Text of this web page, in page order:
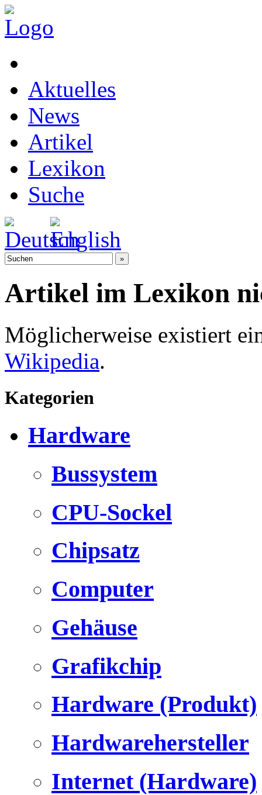
Aktuelles
News
Artikel
Lexikon
Suche
Artikel im Lexikon
Möglicherweise existiert
Wikipedia.
Kategorien
Hardware
Bussystem
CPU-Sockel
Chipsatz
Computer
Gehäuse
Grafikchip
Hardware (Produkt)
Hardwarehersteller
Internet (Hardware)